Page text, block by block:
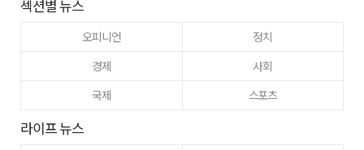
섹션별 뉴스
오피니언
정치
경제
사회
국제
스포츠
라이프 뉴스